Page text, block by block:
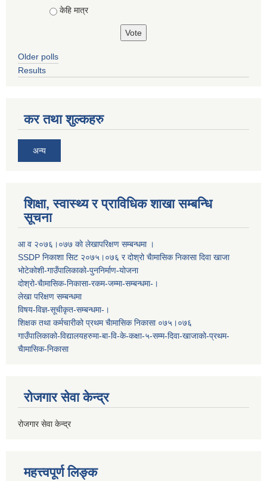
केहि मात्र
Older polls
Results
कर तथा शुल्कहरु
अन्य
शिक्षा, स्वास्थ्य र प्राविधिक शाखा सम्बन्धि
सूचना
आ व २०७६।०७७ काे लेखापरिक्षण सम्बन्धमा ।
SSDP निकाशा सिट २०७५।०७६ र दोश्रो चैामासिक निकासा दिवा खाजा
भोटेकोशी-गाउँपालिकाको-पुननिर्माण-योजना
दोश्रो-चैामासिक-निकासा-रकम-जम्मा-सम्बन्धमा-।
लेखा परिक्षण सम्बन्धमा
विषय-विज्ञ-सूचीकृत-सम्बन्धमा-।
शिक्षक तथा कर्मचारीको प्रथम च‌ैामासिक निकासा ०७५।०७६
गाउँपालिकाको-विद्यालयहरुमा-बा-वि-के-कक्षा-५-सम्म-दिवा-खाजाको-प्रथम-
चैामासिक-निकासा
रोजगार सेवा केन्द्र
रोजगार सेवा केन्द्र
महत्त्वपूर्ण लिङ्क